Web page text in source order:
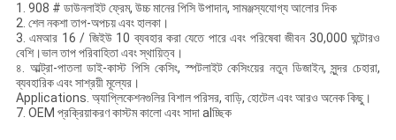
1. 908 # ডাউনলাইট ফ্রেম, উচ্চ মানের পিসি উপাদান, সামঞ্জস্যযোগ্য আলোর দিক
2. শেল নকশা তাপ-অপচয় এবং হালকা।
3. এমআর 16 / জিইউ 10 ব্যবহার করা যেতে পারে এবং পরিষেবা জীবন 30,000 ঘন্টােরও
বেশি।ভাল তাপ পরিবাহিতা এবং স্থায়িত্ব।
৪. আল্ট্রা-পাতলা ডাই-কাস্ট পিসি কেসিং, স্পটলাইট কেসিংয়ের নতুন ডিজাইন, সুন্দর চেহারা,
ব্যবহারিক এবং সাশ্রয়ী মূল্যের।
Applications. অ্যাপ্লিকেশনগুলির বিশাল পরিসর, বাড়ি, হোটেল এবং আরও অনেক কিছু।
7. OEM প্রক্রিয়াকরণ কাস্টম কালো এবং সাদা alচ্ছিক